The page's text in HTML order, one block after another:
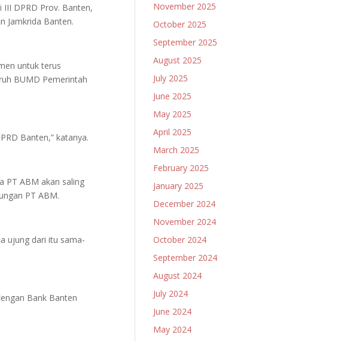
DPRD Prov. Banten,
Jamkrida Banten.
untuk terus
BUMD Pemerintah
Banten,” katanya.
PT ABM akan saling
PT ABM.
ujung dari itu sama-
Bank Banten
November 2025
October 2025
September 2025
August 2025
July 2025
June 2025
May 2025
April 2025
March 2025
February 2025
January 2025
December 2024
November 2024
October 2024
September 2024
August 2024
July 2024
June 2024
May 2024